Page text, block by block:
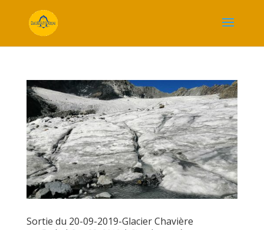
Sortie du 20-09-2019-Glacier Chavière